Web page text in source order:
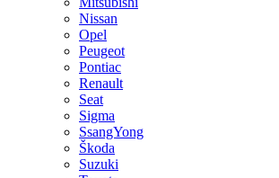
Nissan
Opel
Peugeot
Pontiac
Renault
Seat
Sigma
SsangYong
Škoda
Suzuki